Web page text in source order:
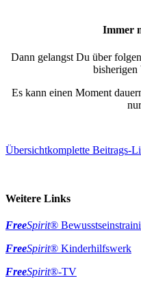
Immer
Dann gelangst Du über
Es kann einen Moment
Übersichtkomplette Beitrags-
Weitere Links
FreeSpirit®
FreeSpirit® Kinderhilfswerk
FreeSpirit®-TV